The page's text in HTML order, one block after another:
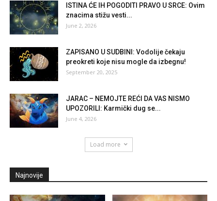
ISTINA ĆE IH POGODITI PRAVO U SRCE: Ovim
znacima stižu vesti...
June 2, 2026
ZAPISANO U SUDBINI: Vodolije čekaju
preokreti koje nisu mogle da izbegnu!
September 20, 2025
JARAC – NEMOJTE REĆI DA VAS NISMO
UPOZORILI: Karmički dug se...
June 4, 2026
Load more
Najnovije